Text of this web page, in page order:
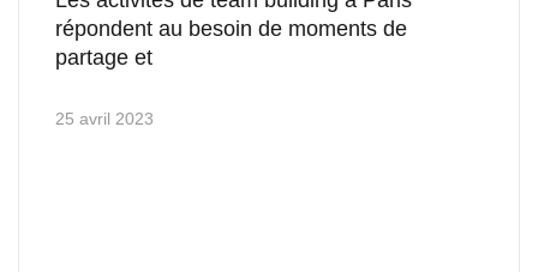
répondent au besoin de moments de
partage et
25 avril 2023